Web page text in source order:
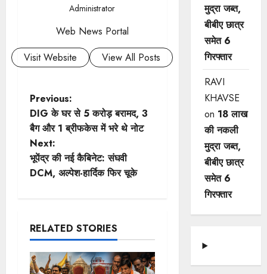
Administrator
Web News Portal
Visit Website
View All Posts
P
o
s
t
a
v
Previous:
DIG के घर से 5 करोड़ बरामद, 3
बैग और 1 ब्रीफकेस में भरे थे नोट
Next:
भूपेंद्र की नई कैबिनेट: संघवी
DCM, अल्पेश-हार्दिक फिर चूके
RELATED STORIES
मुद्रा जब्त,
बीबीए छात्र
समेत 6
गिरफ्तार
RAVI
KHAVSE
on 18 लाख
की नकली
मुद्रा जब्त,
बीबीए छात्र
समेत 6
गिरफ्तार